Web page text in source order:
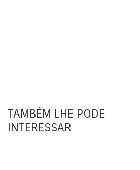
TAMBÉM LHE PODE
INTERESSAR